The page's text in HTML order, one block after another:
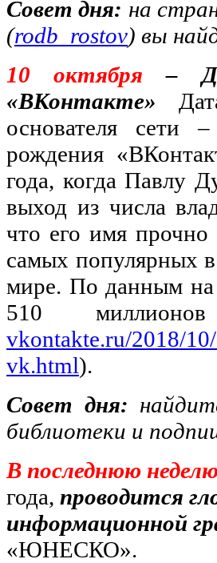
Совет дня: на
(rodb_rostov) вы
10 октября –
«ВКонтакте»
основателя сети
рождения
года, когда Павлу
выход из числа
что его имя прочно
самых популярных
мире. По данным на
510
vkontakte.ru/2018/
vk.html).
Совет дня:
библиотеки и
В последнюю
года, проводится
информационной
«ЮНЕСКО».